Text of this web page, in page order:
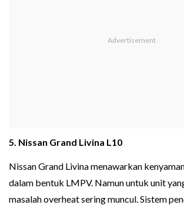
5. Nissan Grand Livina L10
Nissan Grand Livina menawarkan
dalam bentuk LMPV. Namun untuk unit
masalah overheat sering muncul. Sistem